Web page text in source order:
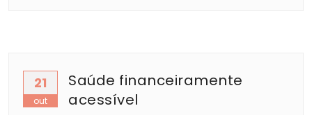
21
out
Saúde financeiramente
acessível